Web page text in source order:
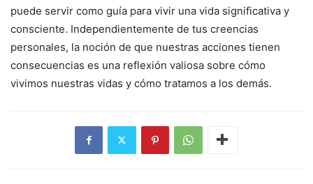
puede servir como guía para vivir una vida significativa y
consciente. Independientemente de tus creencias
personales, la noción de que nuestras acciones tienen
consecuencias es una reflexión valiosa sobre cómo
vivimos nuestras vidas y cómo tratamos a los demás.